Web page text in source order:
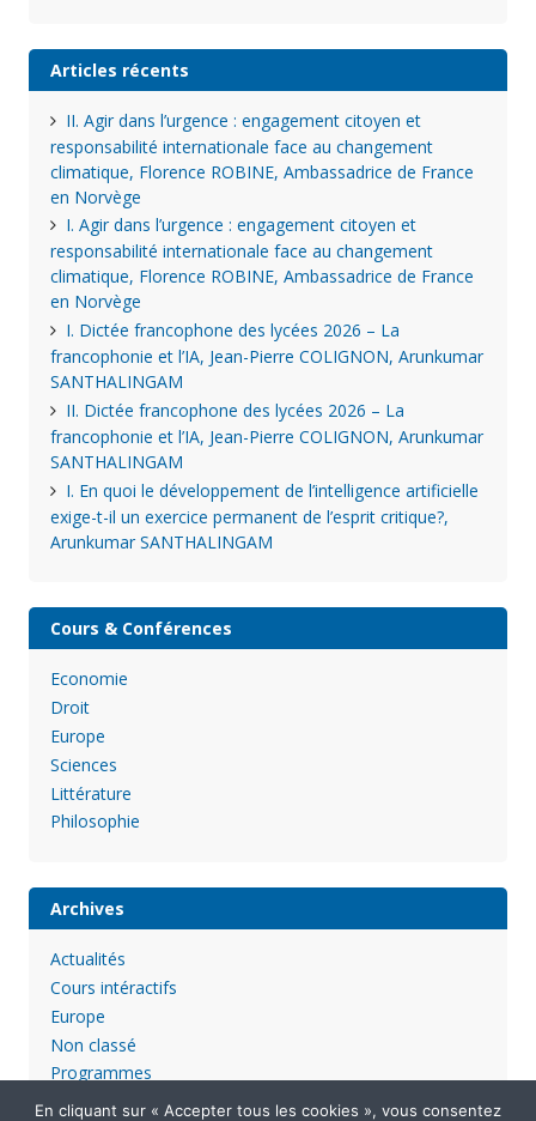
Articles récents
II. Agir dans l’urgence : engagement citoyen et
responsabilité internationale face au changement
climatique, Florence ROBINE, Ambassadrice de France
en Norvège
I. Agir dans l’urgence : engagement citoyen et
responsabilité internationale face au changement
climatique, Florence ROBINE, Ambassadrice de France
en Norvège
I. Dictée francophone des lycées 2026 – La
francophonie et l’IA, Jean-Pierre COLIGNON, Arunkumar
SANTHALINGAM
II. Dictée francophone des lycées 2026 – La
francophonie et l’IA, Jean-Pierre COLIGNON, Arunkumar
SANTHALINGAM
I. En quoi le développement de l’intelligence artificielle
exige-t-il un exercice permanent de l’esprit critique?,
Arunkumar SANTHALINGAM
Cours & Conférences
Economie
Droit
Europe
Sciences
Littérature
Philosophie
Archives
Actualités
Cours intéractifs
Europe
Non classé
Programmes
En cliquant sur « Accepter tous les cookies », vous consentez